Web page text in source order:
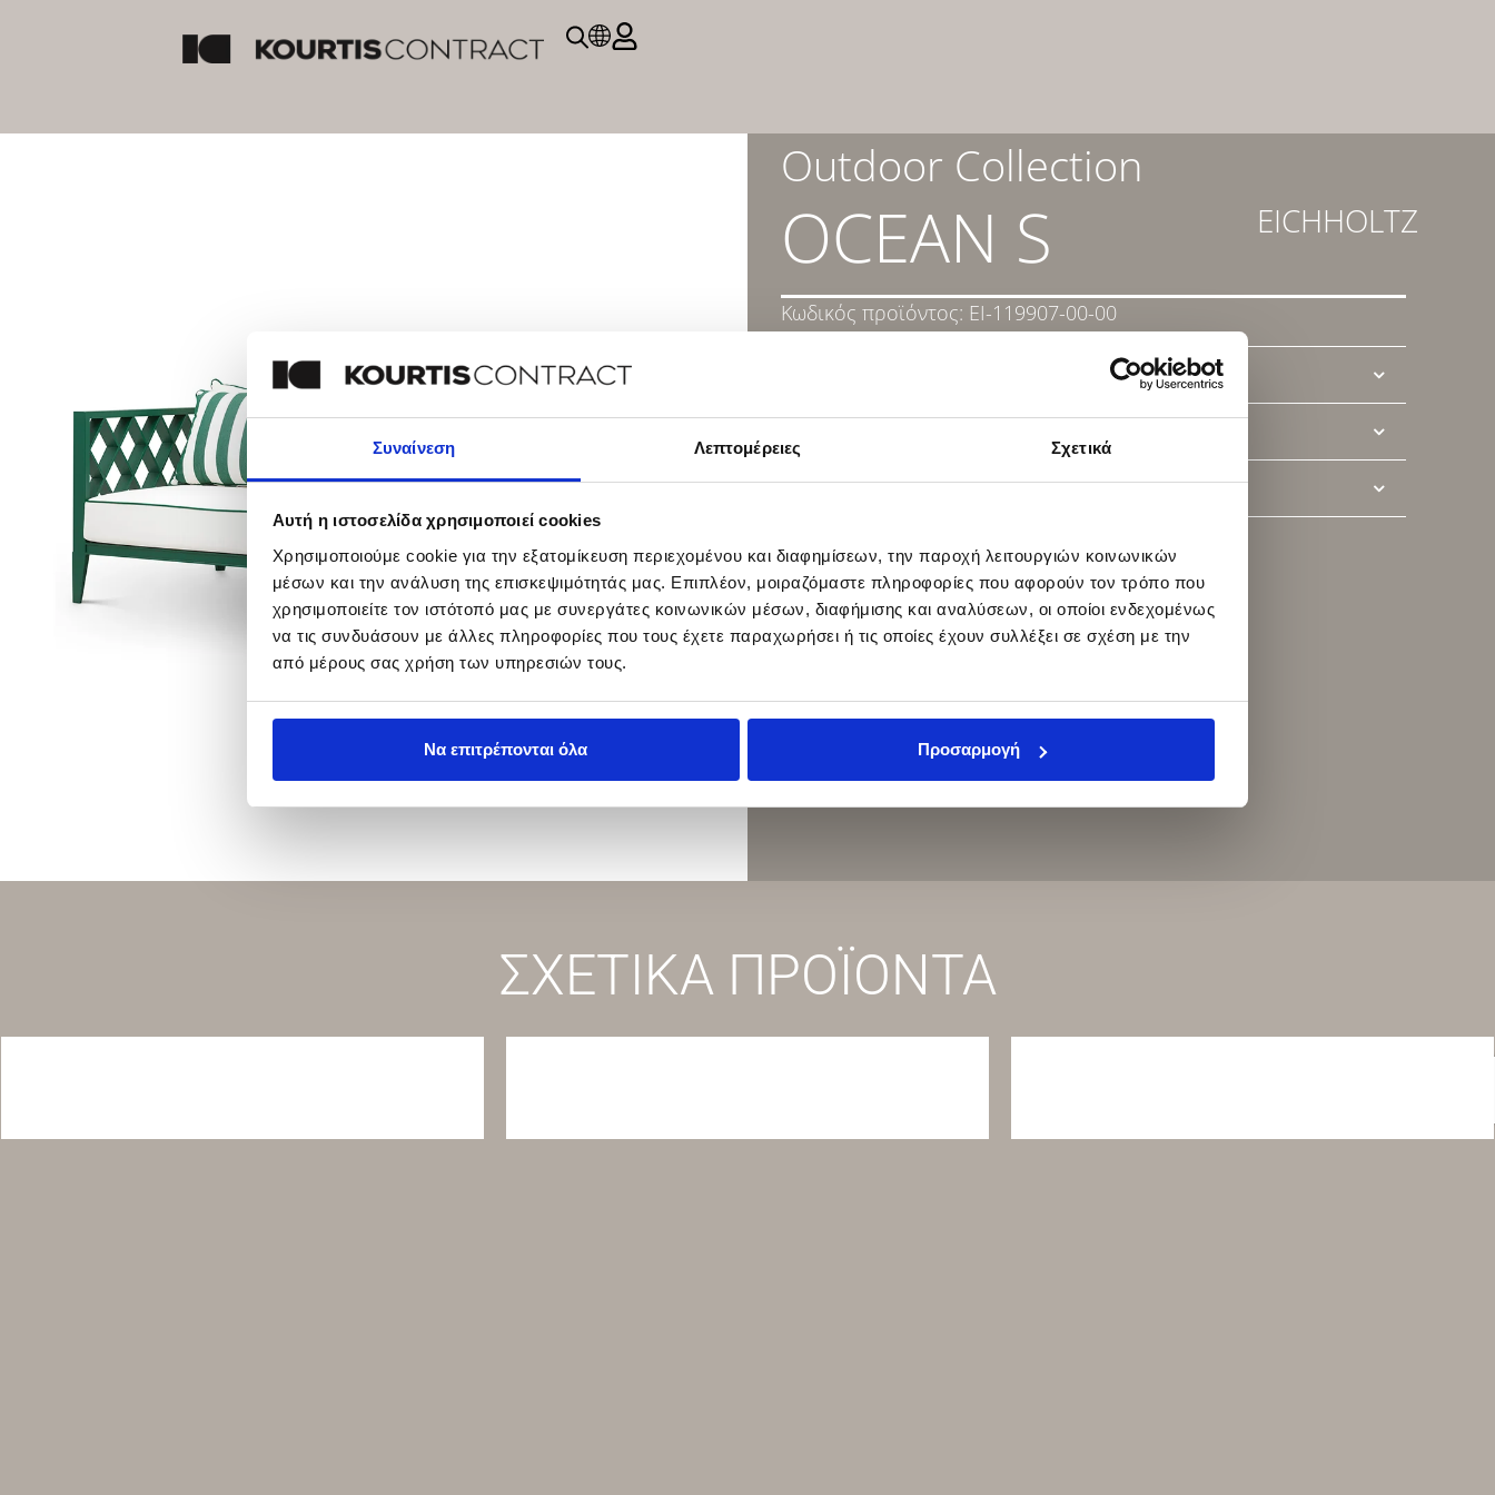
Συναίνεση Λεπτομέρειες Σχετικά
Αυτή η ιστοσελίδα χρησιμοποιεί cookies
Χρησιμοποιούμε cookie για την εξατομίκευση περιεχομένου και διαφημίσεων, την παροχή λειτουργιών κοινωνικών
μέσων και την ανάλυση της επισκεψιμότητάς μας. Επιπλέον, μοιραζόμαστε πληροφορίες που αφορούν τον τρόπο που
χρησιμοποιείτε τον ιστότοπό μας με συνεργάτες κοινωνικών μέσων, διαφήμισης και αναλύσεων, οι οποίοι ενδεχομένως
να τις συνδυάσουν με άλλες πληροφορίες που τους έχετε παραχωρήσει ή τις οποίες έχουν συλλέξει σε σχέση με την
από μέρους σας χρήση των υπηρεσιών τους.
Προσαρμογή
Να επιτρέπονται όλα
Outdoor Collection
OCEAN S EICHHOLTZ
Κωδικός προϊόντος: EI-119907-00-00
ΕΠΙΚΟΙΝΩΝΉΣΤΕ ΜΑΖΊ ΜΑΣ
ΣΧΕΤΙΚΑ ΠΡΟΪΟΝΤΑ